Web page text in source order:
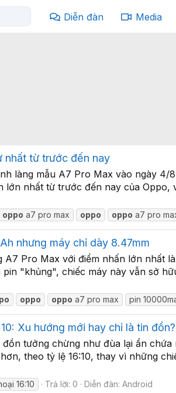
Diễn đàn Media
nhất từ trước đến nay
làng mẫu A7 Pro Max vào ngày 4/
nhất từ trước đến nay của
oppo a7 pro max oppo oppo a7 pro
nhưng máy chỉ dày 8.47mm
Pro Max với điểm nhấn lớn nhất
"khủng", chiếc máy này vẫn sở
oppo oppo a7 pro max pin
Xu hướng mới hay chỉ là tin đồn?
tưởng chừng như đùa lại ẩn
theo tỷ lệ 16:10, thay vì những
16:10 Trả lời: 0 Diễn đàn:Android